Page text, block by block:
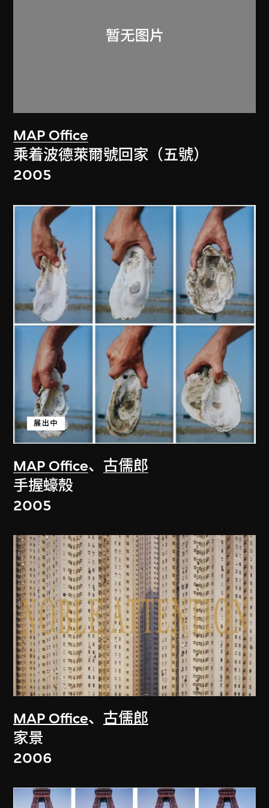
MAP Office
乘着波德萊爾號回家（五號）
2005
MAP Office、 古儒郎
展出中
手握蠔殼
2005
MAP Office、 古儒郎
家景
2006